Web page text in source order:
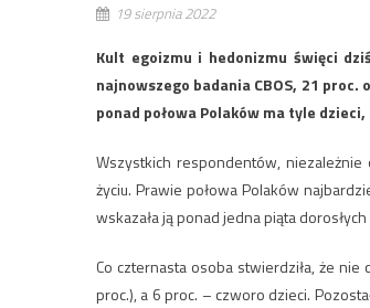
19 sierpnia 2022
Kult egoizmu i hedonizmu święci
najnowszego badania CBOS, 21
ponad połowa Polaków ma tyle dzieci,
Wszystkich respondentów,
życiu. Prawie połowa Polaków
wskazała ją ponad jedna piąta
Co czternasta osoba stwierdziła, że
proc.), a 6 proc. – czworo dzieci.